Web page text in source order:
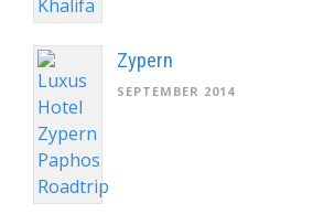
Zypern
SEPTEMBER 2014